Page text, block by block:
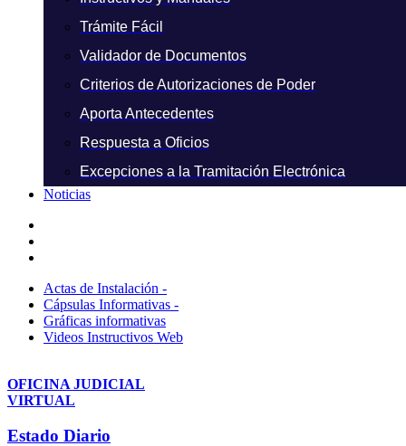
Trámite Fácil
Validador de Documentos
Criterios de Autorizaciones de Poder
Aporta Antecedentes
Respuesta a Oficios
Excepciones a la Tramitación Electrónica
Noticias
Actas de Instalación -
Cápsulas Informativas -
Gráficas informativas
Videos Instructivos Web
OFICINA JUDICIAL
VIRTUAL
Estado Diario